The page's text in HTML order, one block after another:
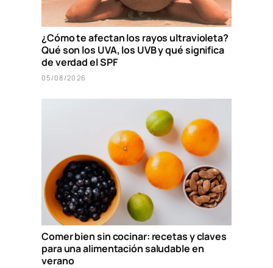
¿Cómo te afectan los rayos ultravioleta?
Qué son los UVA, los UVB y qué significa
de verdad el SPF
05/08/2026
Comer bien sin cocinar: recetas y claves
para una alimentación saludable en
verano